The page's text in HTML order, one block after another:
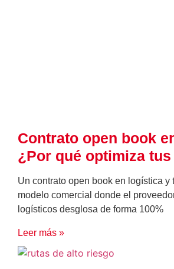
Contrato open book
¿Por qué optimiza
Un contrato open book en logística y
modelo comercial donde el
logísticos desglosa de forma 100%
Leer más »